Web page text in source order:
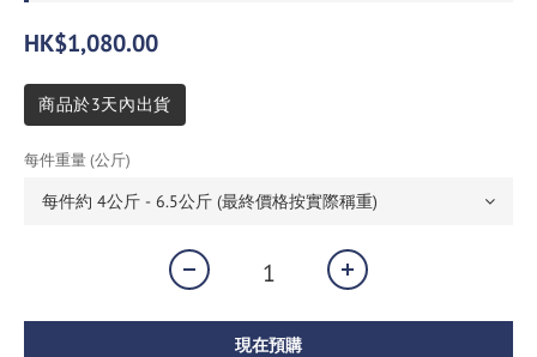
HK$1,080.00
商品於3天內出貨
每件重量 (公斤)
現在預購